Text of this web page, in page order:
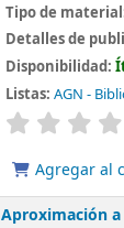
Tipo de
Detalles de
Disponibilidad:
Listas: AGN -
valoración
Agregar al
Aproximación a